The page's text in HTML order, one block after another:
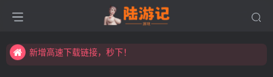
永久发布页，点此打开：https://xibeimenchuixue.github.io/fabuye/
永久发布页，点此打开：https://xibeimenchuixue.github.io/fabuye/